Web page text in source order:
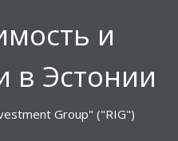
и
в Эстонии
Group" ("RIG")